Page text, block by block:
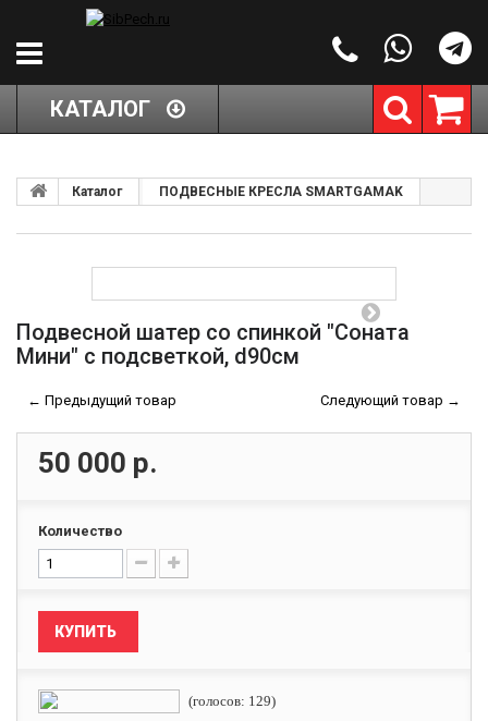
КАТАЛОГ
Каталог ПОДВЕСНЫЕ КРЕСЛА SMARTGAMAK
Подвесной шатер со спинкой "Соната
Мини" с подсветкой, d90см
← Предыдущий товар Следующий товар →
50 000 р.
Количество
КУПИТЬ
(голосов: 129)